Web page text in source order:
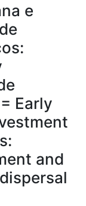
e
Early
and